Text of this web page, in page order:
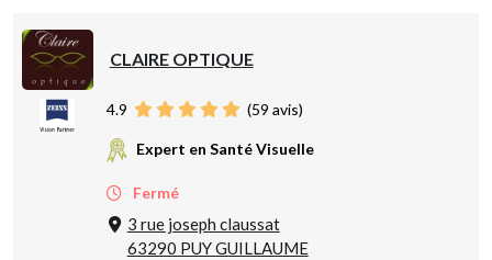
CLAIRE OPTIQUE
4.9 (59 avis)
Expert en Santé Visuelle
Fermé
3 rue joseph claussat
63290 PUY GUILLAUME